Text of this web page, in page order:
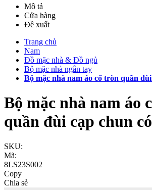
Mô tả
Cửa hàng
Đề xuất
Trang chủ
Nam
Đồ mặc nhà & Đồ ngủ
Bộ mặc nhà ngắn tay
Bộ mặc nhà nam áo cổ tròn quần
Bộ mặc nhà nam áo
quần đùi cạp chun
SKU:
Mã:
8LS23S002
Copy
Chia sẻ